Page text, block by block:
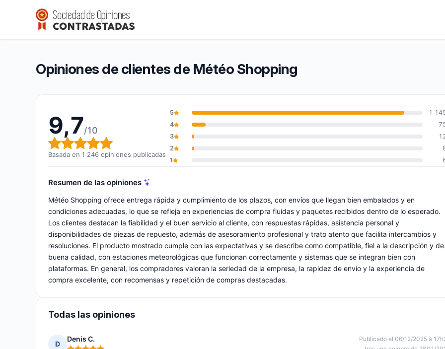
Météo Shopping
Calificación global: 9,7 de 10
9,7/10(1 246 opiniones)
Opiniones de clientes de Météo Shopping
9,7/10
Calificación global: 9,7 de 10
Basada en 1 246 opiniones publicadas
5
1
4
3
2
1
Resumen de las opiniones
Météo Shopping ofrece entrega rápida y cumplimiento de los plazos, con envíos que llegan bien embalados y en
condiciones adecuadas, lo que se refleja en experiencias de compra fluidas y paquetes recibidos dentro de lo esperado.
Los clientes destacan la fiabilidad y el buen servicio al cliente, con respuestas rápidas, asistencia personal y
disponibilidades de piezas de repuesto, además de asesoramiento profesional y trato atento que facilita intercambios y
resoluciones. El producto mostrado cumple con las expectativas y se describe como compatible, fiel a la descripción y de
buena calidad, con estaciones meteorológicas que funcionan correctamente y sistemas que se integran bien con
plataformas. En general, los compradores valoran la seriedad de la empresa, la rapidez de envío y la experiencia de
compra excelente, con recomensas y repetición de compras destacadas.
Todas las opiniones
D
Denis C.
Publicado el 06/12/2025 à